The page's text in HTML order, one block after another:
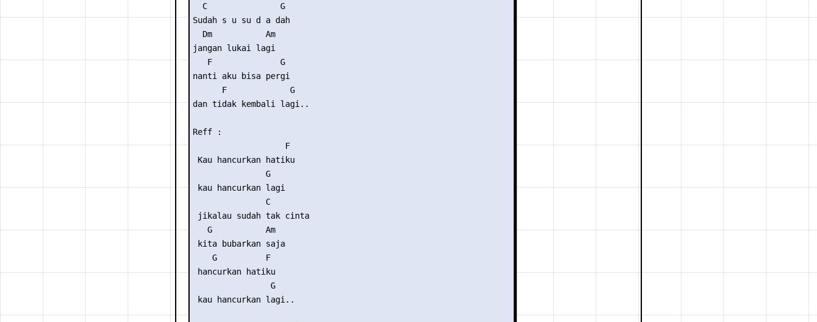
  C               G
Sudah s u su d a dah
  Dm           Am
jangan lukai lagi
   F              G
nanti aku bisa pergi
      F             G
dan tidak kembali lagi..
Reff :
                   F
Kau hancurkan hatiku
               G
kau hancurkan lagi
               C
jikalau sudah tak cinta
   G           Am
kita bubarkan saja
    G          F
hancurkan hatiku
                G
kau hancurkan lagi..